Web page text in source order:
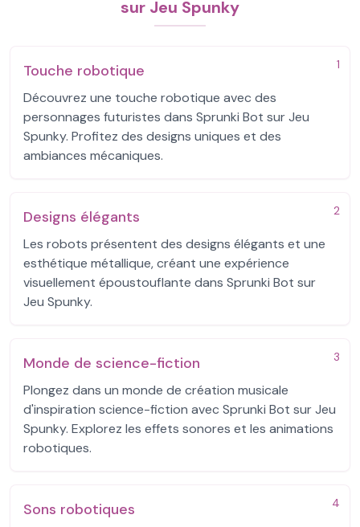
sur Jeu Spunky
1
Touche robotique
Découvrez une touche robotique avec des
personnages futuristes dans Sprunki Bot sur Jeu
Spunky. Profitez des designs uniques et des
ambiances mécaniques.
2
Designs élégants
Les robots présentent des designs élégants et une
esthétique métallique, créant une expérience
visuellement époustouflante dans Sprunki Bot sur
Jeu Spunky.
3
Monde de science-fiction
Plongez dans un monde de création musicale
d'inspiration science-fiction avec Sprunki Bot sur Jeu
Spunky. Explorez les effets sonores et les animations
robotiques.
4
Sons robotiques